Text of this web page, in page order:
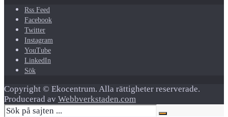
Rss Feed
Facebook
Twitter
Instagram
YouTube
LinkedIn
Sök
Copyright © Ekocentrum. Alla rättigheter reserverade.
Producerad av Webbverkstaden.com